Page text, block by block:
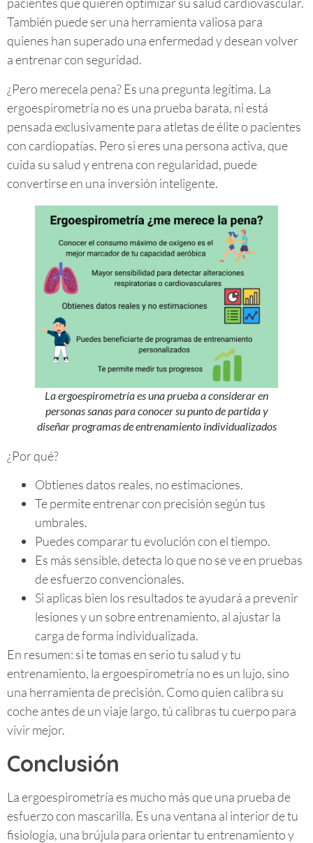
pacientes que quieren optimizar su salud cardiovascular.
También puede ser una herramienta valiosa para
quienes han superado una enfermedad y desean volver
a entrenar con seguridad.
¿Pero merecela pena? Es una pregunta legítima. La
ergoespirometría no es una prueba barata, ni está
pensada exclusivamente para atletas de élite o pacientes
con cardiopatías. Pero si eres una persona activa, que
cuida su salud y entrena con regularidad, puede
convertirse en una inversión inteligente.
La ergoespirometría es una prueba a considerar en
personas sanas para conocer su punto de partida y
diseñar programas de entrenamiento individualizados
¿Por qué?
Obtienes datos reales, no estimaciones.
Te permite entrenar con precisión según tus
umbrales.
Puedes comparar tu evolución con el tiempo.
Es más sensible, detecta lo que no se ve en pruebas
de esfuerzo convencionales.
Si aplicas bien los resultados te ayudará a prevenir
lesiones y un sobre entrenamiento, al ajustar la
carga de forma individualizada.
En resumen: si te tomas en serio tu salud y tu
entrenamiento, la ergoespirometría no es un lujo, sino
una herramienta de precisión. Como quien calibra su
coche antes de un viaje largo, tú calibras tu cuerpo para
vivir mejor.
Conclusión
La ergoespirometría es mucho más que una prueba de
esfuerzo con mascarilla. Es una ventana al interior de tu
fisiología, una brújula para orientar tu entrenamiento y